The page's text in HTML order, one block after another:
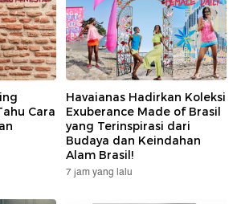
Cara
Havaianas Hadirkan Koleksi
Exuberance Made of Brasil
yang Terinspirasi dari
Budaya dan Keindahan
Alam Brasil!
7 jam yang lalu